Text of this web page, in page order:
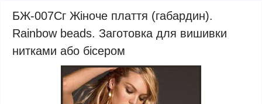
БЖ-007Сг Жіноче плаття (габардин).
Rainbow beads. Заготовка для вишивки
нитками або бісером